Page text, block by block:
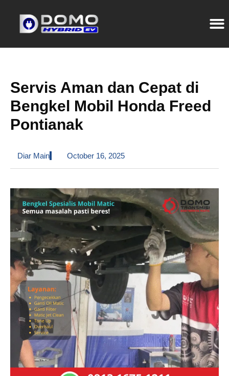
Servis Aman dan Cepat di
Bengkel Mobil Honda Freed
Pontianak
Diar Main October 16, 2025